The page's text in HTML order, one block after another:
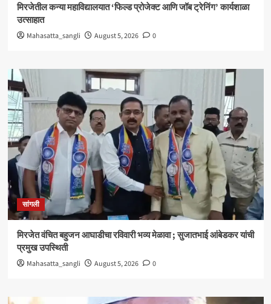
मिरजेतील कन्या महाविद्यालयात ‘फिल्ड प्रोजेक्ट आणि जॉब ट्रेनिंग’ कार्यशाळा
उत्साहात
Mahasatta_sangli August 5, 2026 0
सांगली
मिरजेत वंचित बहुजन आघाडीचा रविवारी भव्य मेळावा ; सुजातभाई आंबेडकर यांची
प्रमुख उपस्थिती
Mahasatta_sangli August 5, 2026 0